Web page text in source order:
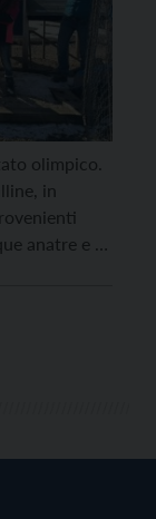
olimpico.
in
anatre e di